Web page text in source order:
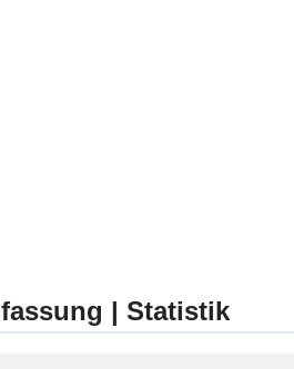
| Statistik